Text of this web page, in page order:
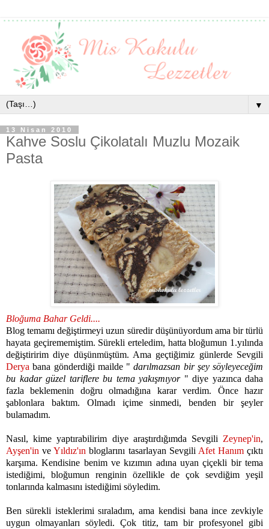
▼
13 Nisan 2010
Kahve Soslu Çikolatalı Muzlu Mozaik
Pasta
Bloğuma Bahar Geldi....
Blog temamı değiştirmeyi uzun süredir düşünüyordum ama bir türlü
hayata geçirememiştim. Sürekli erteledim, hatta bloğumun 1.yılında
değiştiririm diye düşünmüştüm. Ama geçtiğimiz günlerde Sevgili
Deryabana gönderdiği mailde "darılmazsan bir şey söyleyeceğim
bu kadar güzel tariflere bu tema yakışmıyor" diye yazınca daha
fazla beklemenin doğru olmadığına karar verdim. Önce hazır
şablonlara baktım. Olmadı içime sinmedi, benden bir şeyler
bulamadım.
Nasıl, kime yaptırabilirim diye araştırdığımda Sevgili Zeynep'in,
Ayşen'in veYıldız'ın bloglarını tasarlayan Sevgili Afet Hanım çıktı
karşıma.Kendisine benim ve kızımın adına uyan çiçekli bir tema
istediğimi, bloğumun renginin özellikle de çok sevdiğim yeşil
tonlarında kalmasını istediğimi söyledim.
Ben sürekli isteklerimi sıraladım, ama kendisi bana ince zevkiyle
uygun olmayanları söyledi. Çok titiz, tam bir profesyonel gibi